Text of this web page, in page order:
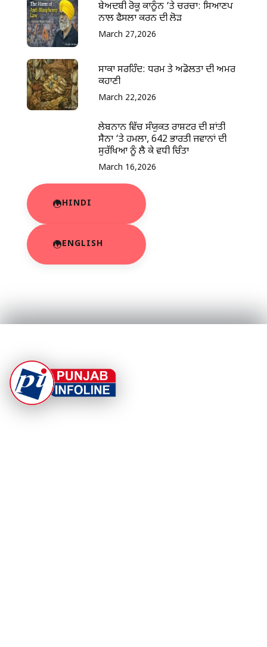
ਬੇਅਦਬੀ ਰੋਕੂ ਕਾਨੂੰਨ ‘ਤੇ ਚਰਚਾ: ਸਿਆਣਪ
ਨਾਲ ਫੈਸਲਾ ਕਰਨ ਦੀ ਲੋੜ
March 27,2026
ਸਾਕਾ ਸਰਹਿੰਦ: ਧਰਮ ਤੇ ਅਡੋਲਤਾ ਦੀ ਅਮਰ
ਕਹਾਣੀ
March 22,2026
ਲੇਬਨਾਨ ਵਿੱਚ ਸੰਯੁਕਤ ਰਾਸ਼ਟਰ ਦੀ ਸ਼ਾਂਤੀ
ਸੈਨਾ ‘ਤੇ ਹਮਲਾ, 642 ਭਾਰਤੀ ਜਵਾਨਾਂ ਦੀ
ਸੁਰੱਖਿਆ ਨੂੰ ਲੈ ਕੇ ਵਧੀ ਚਿੰਤਾ
March 16,2026
HINDI
ENGLISH